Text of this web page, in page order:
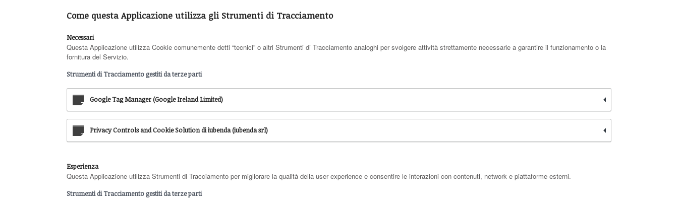
Come questa Applicazione utilizza gli Strumenti di Tracciamento
Necessari
Questa Applicazione utilizza Cookie comunemente detti “tecnici” o altri Strumenti di Tracciamento analoghi per svolgere attività strettamente necessarie a garantire il funzionamento o la
fornitura del Servizio.
Strumenti di Tracciamento gestiti da terze parti
Google Tag Manager (Google Ireland Limited)
Privacy Controls and Cookie Solution di iubenda (iubenda srl)
Esperienza
Questa Applicazione utilizza Strumenti di Tracciamento per migliorare la qualità della user experience e consentire le interazioni con contenuti, network e piattaforme esterni.
Strumenti di Tracciamento gestiti da terze parti